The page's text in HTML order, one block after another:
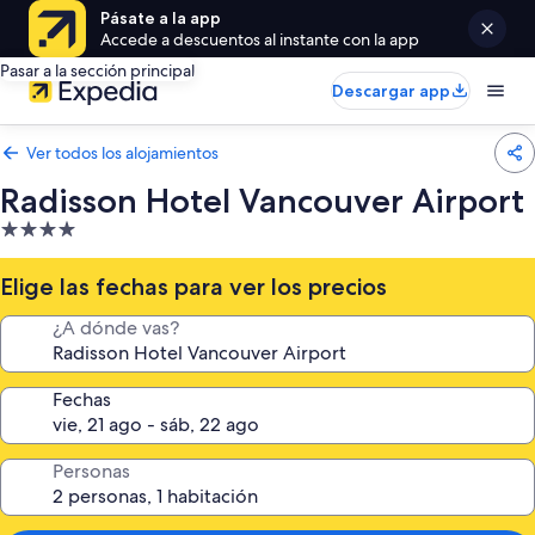
Pásate a la app
Accede a descuentos al instante con la app
Pasar a la sección principal
Descargar app
Ver todos los alojamientos
Radisson Hotel Vancouver Airport
Alojamiento
de
4.0 estrellas
Elige las fechas para ver los precios
¿A dónde vas?
Fechas
Personas